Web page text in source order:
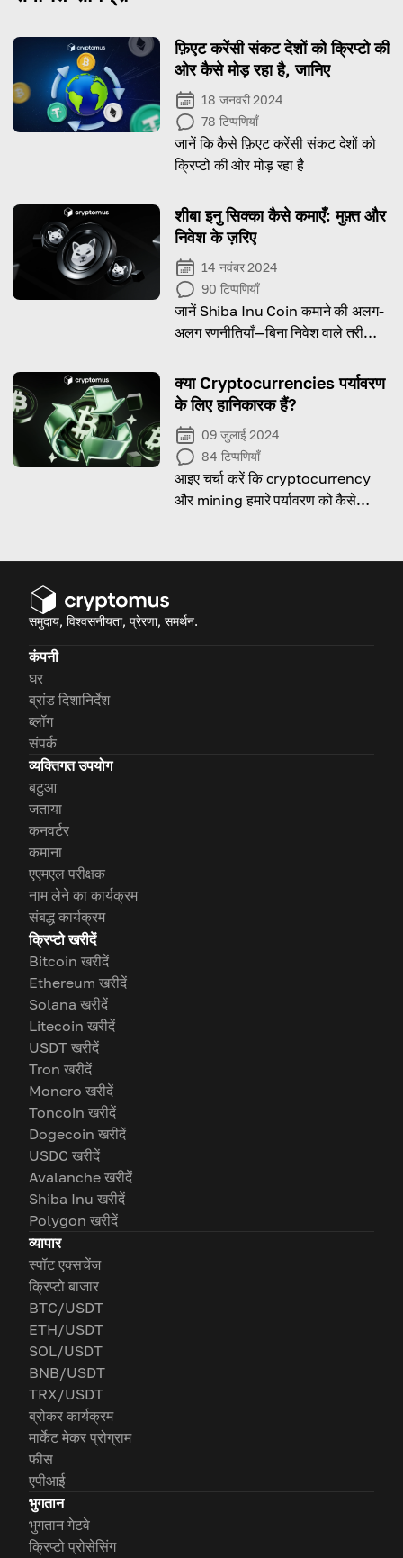
फ़िएट करेंसी संकट देशों को क्रिप्टो की
ओर कैसे मोड़ रहा है, जानिए
18 जनवरी 2024
78 टिप्पणियाँ
जानें कि कैसे फ़िएट करेंसी संकट देशों को
क्रिप्टो की ओर मोड़ रहा है
शीबा इनु सिक्का कैसे कमाएँ: मुफ़्त और
निवेश के ज़रिए
14 नवंबर 2024
90 टिप्पणियाँ
जानें Shiba Inu Coin कमाने की अलग-
अलग रणनीतियाँ—बिना निवेश वाले तरीक़ों
क्या Cryptocurrencies पर्यावरण
के लिए हानिकारक हैं?
09 जुलाई 2024
84 टिप्पणियाँ
आइए चर्चा करें कि cryptocurrency
और mining हमारे पर्यावरण को कैसे
समुदाय, विश्वसनीयता, प्रेरणा, समर्थन.
कंपनी
घर
ब्रांड दिशानिर्देश
ब्लॉग
संपर्क
व्यक्तिगत उपयोग
बटुआ
जताया
कनवर्टर
कमाना
एएमएल परीक्षक
नाम लेने का कार्यक्रम
संबद्ध कार्यक्रम
क्रिप्टो खरीदें
Bitcoin खरीदें
Ethereum खरीदें
Solana खरीदें
Litecoin खरीदें
USDT खरीदें
Tron खरीदें
Monero खरीदें
Toncoin खरीदें
Dogecoin खरीदें
USDC खरीदें
Avalanche खरीदें
Shiba Inu खरीदें
Polygon खरीदें
व्यापार
स्पॉट एक्सचेंज
क्रिप्टो बाजार
BTC/USDT
ETH/USDT
SOL/USDT
BNB/USDT
TRX/USDT
ब्रोकर कार्यक्रम
मार्केट मेकर प्रोग्राम
फीस
एपीआई
भुगतान
भुगतान गेटवे
क्रिप्टो प्रोसेसिंग